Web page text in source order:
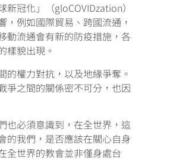
冠化」（gloCOVIDzation）
例如國際貿易、跨國流通，
動流通會有新的防疫措施，各
樣貌出現。
權力對抗，以及地緣爭奪。
爭之間的關係密不可分，也因
也必須意識到，在全世界，這
的我們，是否應該在關心自身
全世界的教會並非僅身處台